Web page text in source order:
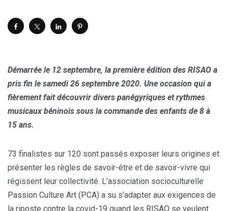
Démarrée le 12 septembre, la première édition des RISAO a
pris fin le samedi 26 septembre 2020. Une occasion qui a
fièrement fait découvrir divers panégyriques et rythmes
musicaux béninois sous la commande des enfants de 8 à
15 ans.
73 finalistes sur 120 sont passés exposer leurs origines et
présenter les règles de savoir-être et de savoir-vivre qui
régissent leur collectivité. L’association socioculturelle
Passion Culture Art (PCA) a su s’adapter aux exigences de
la riposte contre la covid-19 quand les RISAO se veulent